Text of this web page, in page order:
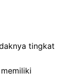
tingkat